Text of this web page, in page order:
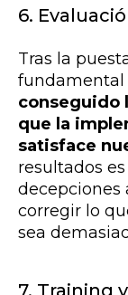
6.
Tras la
fundamental
conseguido
que la
satisface
resultados
decepciones
corregir lo
sea